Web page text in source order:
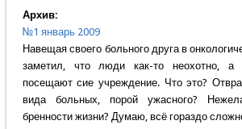
Архив:
№1 январь 2009
Навещая своего больного друга в
заметил, что люди как-то неохотно, а
посещают сие учреждение. Что это?
вида больных, порой ужасного?
бренности жизни? Думаю, всё гораздо